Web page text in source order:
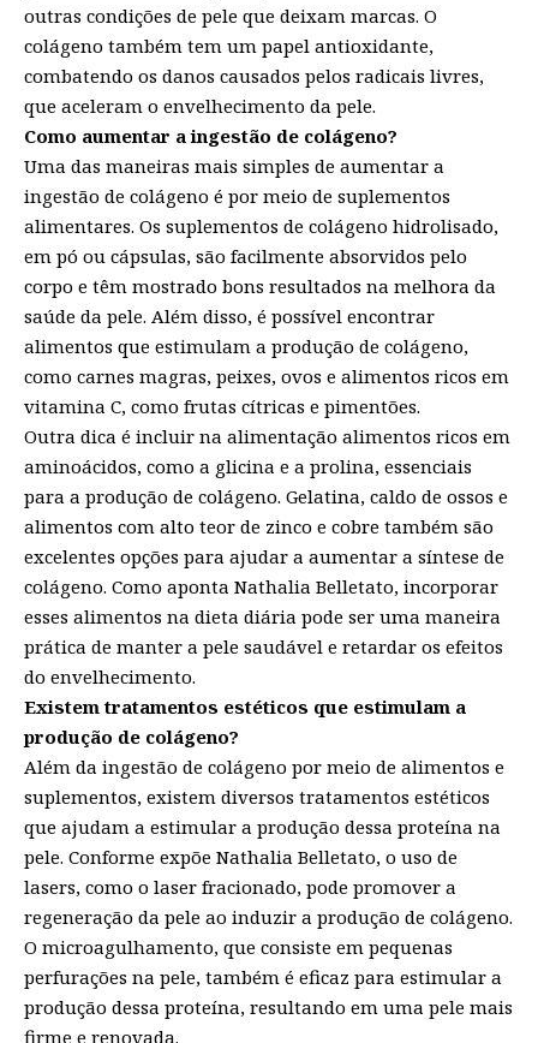
outras condições de pele que deixam marcas. O
colágeno também tem um papel antioxidante,
combatendo os danos causados pelos radicais livres,
que aceleram o envelhecimento da pele.
Como aumentar a ingestão de colágeno?
Uma das maneiras mais simples de aumentar a
ingestão de colágeno é por meio de suplementos
alimentares. Os suplementos de colágeno hidrolisado,
em pó ou cápsulas, são facilmente absorvidos pelo
corpo e têm mostrado bons resultados na melhora da
saúde da pele. Além disso, é possível encontrar
alimentos que estimulam a produção de colágeno,
como carnes magras, peixes, ovos e alimentos ricos em
vitamina C, como frutas cítricas e pimentões.
Outra dica é incluir na alimentação alimentos ricos em
aminoácidos, como a glicina e a prolina, essenciais
para a produção de colágeno. Gelatina, caldo de ossos e
alimentos com alto teor de zinco e cobre também são
excelentes opções para ajudar a aumentar a síntese de
colágeno. Como aponta Nathalia Belletato, incorporar
esses alimentos na dieta diária pode ser uma maneira
prática de manter a pele saudável e retardar os efeitos
do envelhecimento.
Existem tratamentos estéticos que estimulam a
produção de colágeno?
Além da ingestão de colágeno por meio de alimentos e
suplementos, existem diversos tratamentos estéticos
que ajudam a estimular a produção dessa proteína na
pele. Conforme expõe Nathalia Belletato, o uso de
lasers, como o laser fracionado, pode promover a
regeneração da pele ao induzir a produção de colágeno.
O microagulhamento, que consiste em pequenas
perfurações na pele, também é eficaz para estimular a
produção dessa proteína, resultando em uma pele mais
firme e renovada.